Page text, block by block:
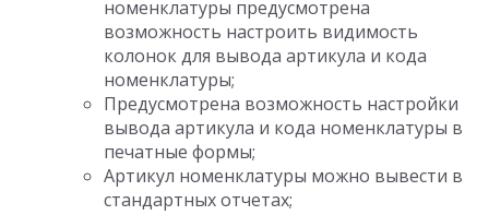
номенклатуры предусмотрена
возможность настроить видимость
колонок для вывода артикула и кода
номенклатуры;
Предусмотрена возможность настройки
вывода артикула и кода номенклатуры в
печатные формы;
Артикул номенклатуры можно вывести в
стандартных отчетах;